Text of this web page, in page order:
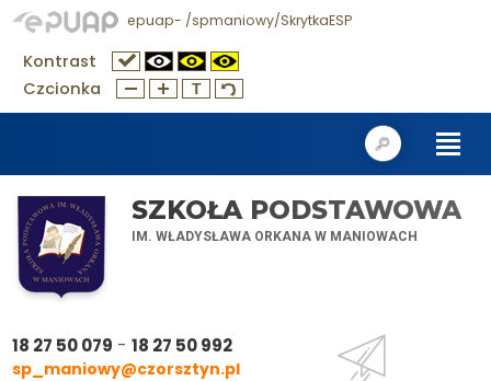
epuap- /spmaniowy/SkrytkaESP
Kontrast
Czcionka
SZKOŁA PODSTAWOWA
IM. WŁADYSŁAWA ORKANA W MANIOWACH
18 27 50 079 -18 27 50 992
sp_maniowy@czorsztyn.pl